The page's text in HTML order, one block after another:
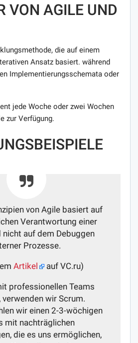
VON AGILE UND
die auf einem
Ansatz basiert. während
Implementierungsschemata oder
jede Woche oder zwei Wochen
zur Verfügung.
von Agile basiert auf
Verantwortung einer
nicht auf dem Debuggen
Prozesse.
Artikel auf VC.ru)
professionellen Teams
verwenden wir Scrum.
wir einen 2-3-wöchigen
mit nachträglichen
die es uns ermöglichen,